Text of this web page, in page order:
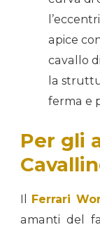
apice
cavallo
la
ferma e
Per gli
Il Ferrari
amanti del